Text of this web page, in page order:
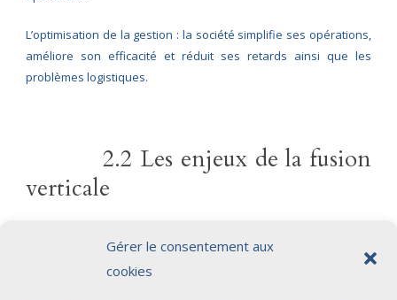
Gérer le consentement aux
cookies
L’optimisation de la gestion : la société simplifie ses opérations,
améliore son efficacité et réduit ses retards ainsi que les
problèmes logistiques.
2.2 Les enjeux de la fusion
verticale
la complexité de l’intégration. Ainsi, il convient de souligner la
difficulté de maintenir une gestion optimale dans le cadre d’une